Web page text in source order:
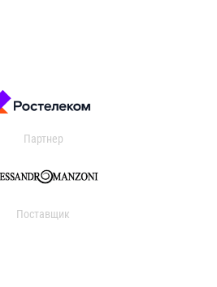
Партнер
Поставщик